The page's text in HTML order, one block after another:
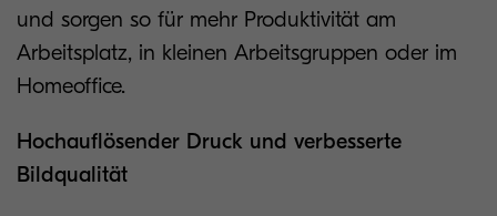
und sorgen so für mehr Produktivität am
Arbeitsplatz, in kleinen Arbeitsgruppen oder im
Homeoffice.
Hochauflösender Druck und verbesserte
Bildqualität